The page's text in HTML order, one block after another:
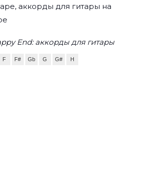
аккорды для гитары на
End: аккорды для гитары
F F# Gb G G# H